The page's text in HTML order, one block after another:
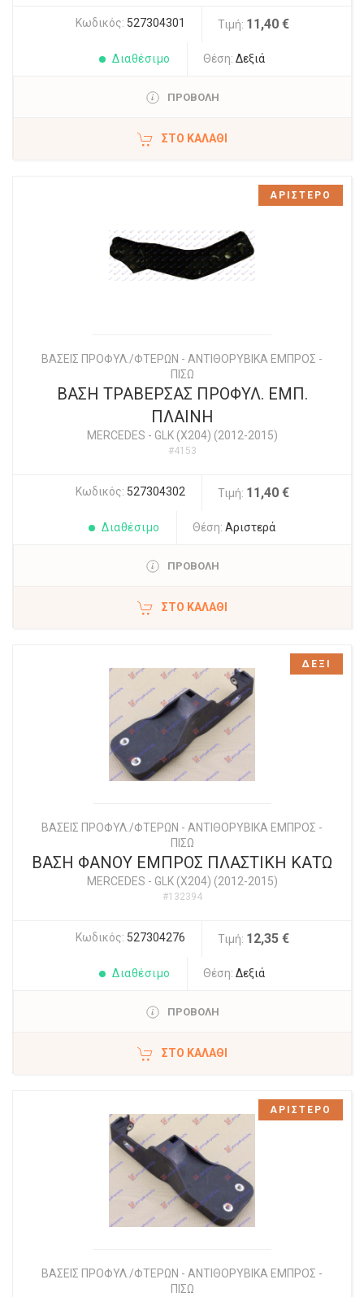
Κωδικός: 527304301 Τιμή: 11,40 €
Διαθέσιμο Θέση: Δεξιά
ΠΡΟΒΟΛΗ
ΣΤΟ ΚΑΛΆΘΙ
ΒΑΣΕΙΣ ΠΡΟΦΥΛ./ΦΤΕΡΩΝ - ΑΝΤΙΘΟΡΥΒΙΚΑ ΕΜΠΡΟΣ -
ΠΙΣΩ
ΒΑΣΗ ΤΡΑΒΕΡΣΑΣ ΠΡΟΦΥΛ. ΕΜΠ.
ΠΛΑΙΝΗ
MERCEDES - GLK (X204) (2012-2015)
#4153
Κωδικός: 527304302 Τιμή: 11,40 €
Διαθέσιμο Θέση: Αριστερά
ΠΡΟΒΟΛΗ
ΣΤΟ ΚΑΛΆΘΙ
ΑΡΙΣΤΕΡΟ
ΒΑΣΕΙΣ ΠΡΟΦΥΛ./ΦΤΕΡΩΝ - ΑΝΤΙΘΟΡΥΒΙΚΑ ΕΜΠΡΟΣ -
ΠΙΣΩ
ΒΑΣΗ ΦΑΝΟΥ ΕΜΠΡΟΣ ΠΛΑΣΤΙΚΗ ΚΑΤΩ
MERCEDES - GLK (X204) (2012-2015)
#132394
Κωδικός: 527304276 Τιμή: 12,35 €
Διαθέσιμο Θέση: Δεξιά
ΠΡΟΒΟΛΗ
ΣΤΟ ΚΑΛΆΘΙ
ΔΕΞΙ
ΒΑΣΕΙΣ ΠΡΟΦΥΛ./ΦΤΕΡΩΝ - ΑΝΤΙΘΟΡΥΒΙΚΑ ΕΜΠΡΟΣ -
ΠΙΣΩ
ΑΡΙΣΤΕΡΟ